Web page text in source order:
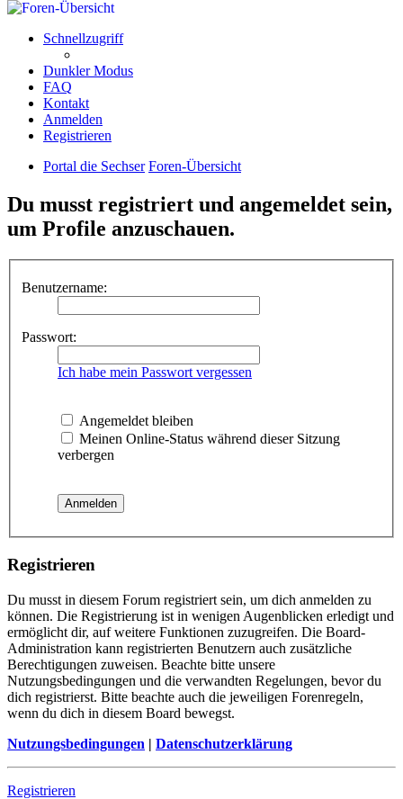
Schnellzugriff
Dunkler Modus
FAQ
Kontakt
Anmelden
Registrieren
Portal die Sechser Foren-Übersicht
Du musst registriert und angemeldet sein,
um Profile anzuschauen.
Benutzername:
Passwort:
Ich habe mein Passwort vergessen
Angemeldet bleiben
Meinen Online-Status während dieser Sitzung
verbergen
Registrieren
Du musst in diesem Forum registriert sein, um dich anmelden zu
können. Die Registrierung ist in wenigen Augenblicken erledigt und
ermöglicht dir, auf weitere Funktionen zuzugreifen. Die Board-
Administration kann registrierten Benutzern auch zusätzliche
Berechtigungen zuweisen. Beachte bitte unsere
Nutzungsbedingungen und die verwandten Regelungen, bevor du
dich registrierst. Bitte beachte auch die jeweiligen Forenregeln,
wenn du dich in diesem Board bewegst.
Nutzungsbedingungen | Datenschutzerklärung
Registrieren